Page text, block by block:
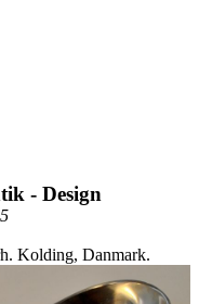
- Design
Kolding, Danmark.